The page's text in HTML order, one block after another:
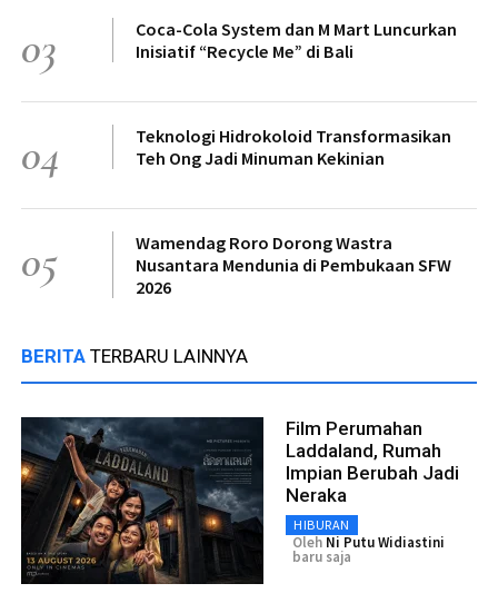
03
Coca-Cola System dan M Mart Luncurkan
Inisiatif “Recycle Me” di Bali
04
Teknologi Hidrokoloid Transformasikan
Teh Ong Jadi Minuman Kekinian
05
Wamendag Roro Dorong Wastra
Nusantara Mendunia di Pembukaan SFW
2026
BERITA TERBARU LAINNYA
Film Perumahan
Laddaland, Rumah
Impian Berubah Jadi
Neraka
HIBURAN
Oleh Ni Putu Widiastini
baru saja